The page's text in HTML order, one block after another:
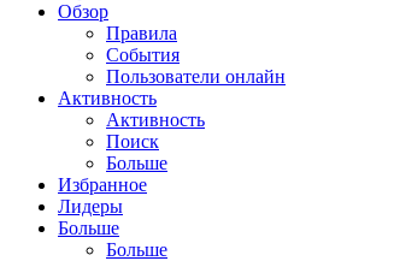
Обзор
Правила
События
Пользователи онлайн
Активность
Активность
Поиск
Больше
Избранное
Лидеры
Больше
Больше